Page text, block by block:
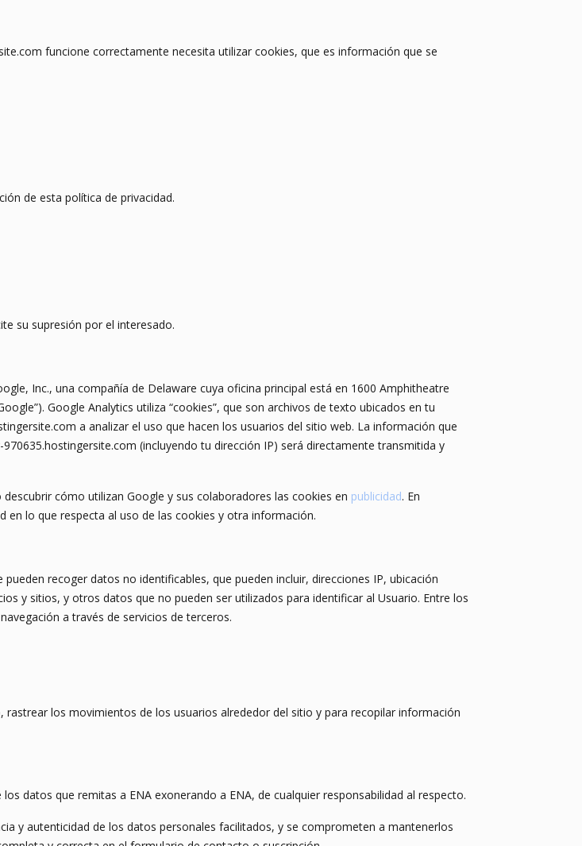
funcione correctamente necesita utilizar cookies, que es información que se
de esta política de privacidad.
su supresión por el interesado.
Inc., una compañía de Delaware cuya oficina principal está en 1600 Amphitheatre
Google Analytics utiliza “cookies”, que son archivos de texto ubicados en tu
a analizar el uso que hacen los usuarios del sitio web. La información que
(incluyendo tu dirección IP) será directamente transmitida y
cómo utilizan Google y sus colaboradores las cookies en publicidad. En
en lo que respecta al uso de las cookies y otra información.
recoger datos no identificables, que pueden incluir, direcciones IP, ubicación
y sitios, y otros datos que no pueden ser utilizados para identificar al Usuario. Entre los
a través de servicios de terceros.
los movimientos de los usuarios alrededor del sitio y para recopilar información
datos que remitas a ENA exonerando a ENA, de cualquier responsabilidad al respecto.
y autenticidad de los datos personales facilitados, y se comprometen a mantenerlos